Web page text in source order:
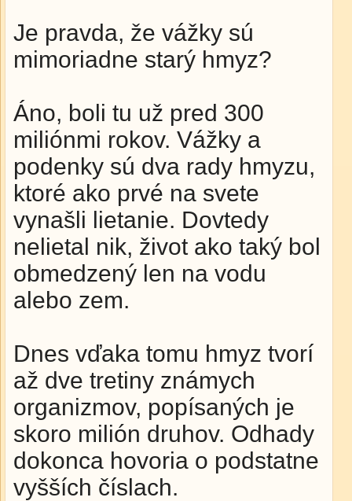
Je pravda, že vážky sú
mimoriadne starý hmyz?
Áno, boli tu už pred 300
miliónmi rokov. Vážky a
podenky sú dva rady hmyzu,
ktoré ako prvé na svete
vynašli lietanie. Dovtedy
nelietal nik, život ako taký bol
obmedzený len na vodu
alebo zem.
Dnes vďaka tomu hmyz tvorí
až dve tretiny známych
organizmov, popísaných je
skoro milión druhov. Odhady
dokonca hovoria o podstatne
vyšších číslach.